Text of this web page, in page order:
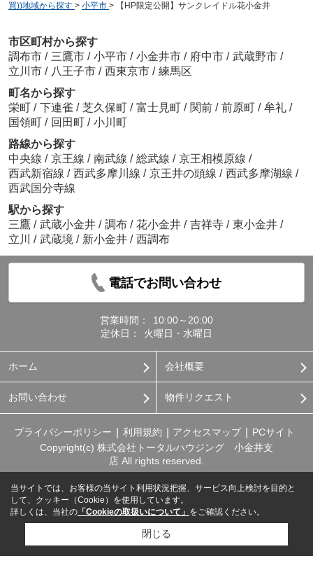
買))地域から探す > 小平市 > 【HP限定公開】サンクレイドル花小金井
市区町村から探す
調布市 / 三鷹市 / 小平市 / 小金井市 / 府中市 / 武蔵野市 /
立川市 / 八王子市 / 西東京市 / 練馬区
町名から探す
栄町 / 下連雀 / 芝久保町 / 富士見町 / 関前 / 前原町 / 牟礼 /
国領町 / 回田町 / 小川町
路線から探す
中央線 / 京王線 / 南武線 / 総武線 / 京王相模原線 /
西武新宿線 / 西武多摩川線 / 京王井の頭線 / 西武多摩湖線 /
西武国分寺線
駅から探す
三鷹 / 武蔵小金井 / 調布 / 花小金井 / 吉祥寺 / 東小金井 /
立川
/ 武蔵境 / 新小金井 / 西調布
電話でお問い合わせ
営業時間：
10:00～20:00
定休日：
火曜日・水曜日
ホーム 会社概要
お問い合わせ 物件リクエスト
プライバシーポリシー 利用規約 アクセスマップ
PCサイト
Copyright(c) 株式会社トータルハウジング 小金井支
店 All rights reserved.
当サイトでは、お客様の当サイト利用状況把握、サービス向上検討を目的と
して、クッキー（Cookie）を使用しています。
詳しくは、当社の 「Cookieの取扱いについて」 をご確認ください。
閉じる